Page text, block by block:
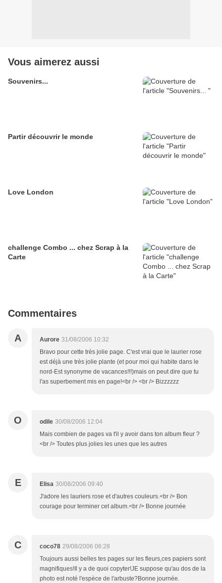
Vous aimerez aussi
Souvenirs...
Partir découvrir le monde
Love London
challenge Combo ... chez Scrap à la
Carte
Commentaires
A Aurore 31/08/2006 10:32
Bravo pour cette très jolie page. C'est vrai que le laurier rose
est déjà une très jolie plante (et pour moi qui habite dans le
nord-Est synonyme de vacances!!!)mais on peut dire que tu
l'as superbement mis en page!<br /> <br /> Bizzzzzz
O odile 30/08/2006 12:04
Mais combien de pages va t'il y avoir dans ton album fleur ?
<br /> Toutes plus jolies les unes que les autres
E Elisa 30/08/2006 09:40
J'adore les lauriers rose et d'autres couleurs.<br /> Bon
courage pour terminer cet album.<br /> Bonne journée
C coco78 29/08/2006 06:28
Toujours aussi belles tes pages sur les fleurs,ces papiers sont
magnifiques!Il y a de quoi copyter!JE suppose qu'au dos de la
photo est noté l'espèce de l'arbuste?Bonne journée.